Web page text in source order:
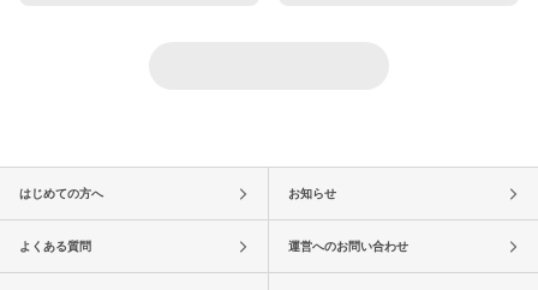
はじめての方へ お知らせ
よくある質問 運営へのお問い合わせ